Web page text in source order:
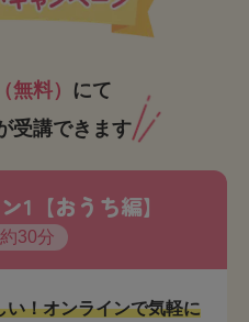
無料） にて
受講できます
1【おうち編】
約30分
！オンラインで気軽に